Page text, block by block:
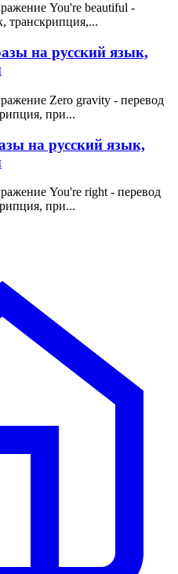
You're beautiful -
транскрипция,...
на русский язык,
Zero gravity - перевод
при...
на русский язык,
You're right - перевод
при...